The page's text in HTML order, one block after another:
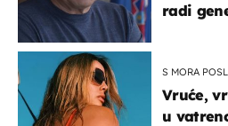
radi
S MORA
Vruće,
u